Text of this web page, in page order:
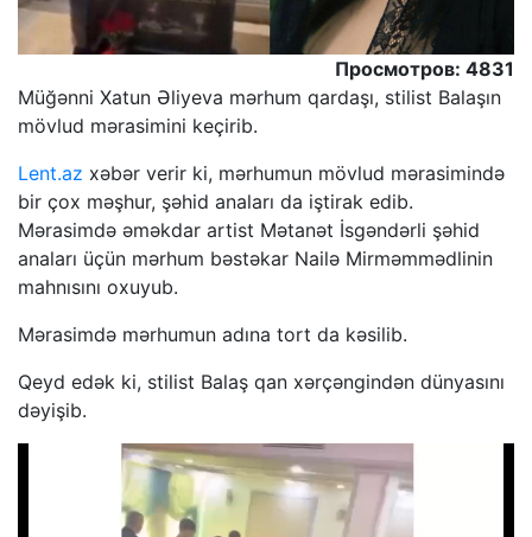
Просмотров: 4831
Müğənni Xatun Əliyeva mərhum qardaşı, stilist Balaşın
mövlud mərasimini keçirib.
Lent.az xəbər verir ki, mərhumun mövlud mərasimində
bir çox məşhur, şəhid anaları da iştirak edib.
Mərasimdə əməkdar artist Mətanət İsgəndərli şəhid
anaları üçün mərhum bəstəkar Nailə Mirməmmədlinin
mahnısını oxuyub.
Mərasimdə mərhumun adına tort da kəsilib.
Qeyd edək ki, stilist Balaş qan xərçəngindən dünyasını
dəyişib.